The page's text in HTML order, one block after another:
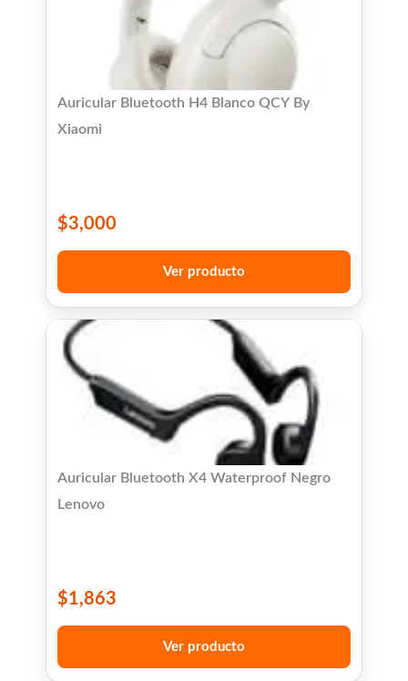
Auricular Bluetooth H4 Blanco QCY By
Xiaomi
$3,000
Ver producto
Auricular Bluetooth X4 Waterproof Negro
Lenovo
$1,863
Ver producto